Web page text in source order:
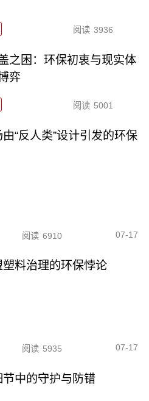
阅读 3936
之困：环保初衷与现实体
弈
阅读 5001
“反人类”设计引发的环保
阅读 6910 07-17
料治理的环保悖论
阅读 5935 07-17
中的守护与防错